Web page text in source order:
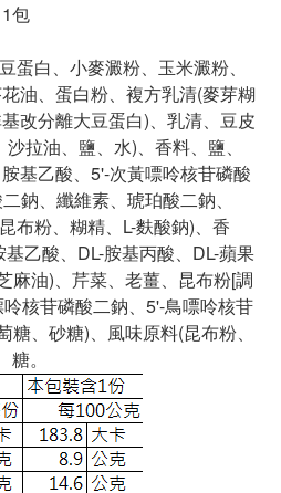
包
蛋白、小麥澱粉、玉米澱粉、
油、蛋白粉、複方乳清(麥芽糊
改分離大豆蛋白)、乳清、豆皮
拉油、鹽、水)、香料、鹽、
基乙酸、5'-次黃嘌呤核苷磷酸
鈉、纖維素、琥珀酸二鈉、
布粉、糊精、L-麩酸鈉)、香
乙酸、DL-胺基丙酸、DL-蘋果
麻油)、芹菜、老薑、昆布粉[調
核苷磷酸二鈉、5'-鳥嘌呤核苷
、砂糖)、風味原料(昆布粉、
。